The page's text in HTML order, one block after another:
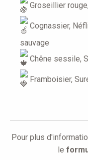
Groseillier
Cognassier,
sauvage
Chêne sessile,
Framboisier,
Pour plus
le